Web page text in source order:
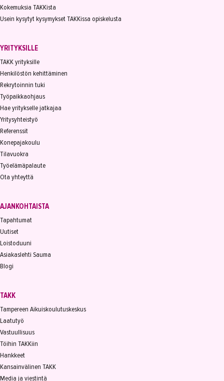
Kokemuksia TAKKista
Usein kysytyt kysymykset TAKKissa opiskelusta
YRITYKSILLE
TAKK yrityksille
Henkilöstön kehittäminen
Rekrytoinnin tuki
Työpaikkaohjaus
Hae yritykselle jatkajaa
Yritysyhteistyö
Referenssit
Konepajakoulu
Tilavuokra
Työelämäpalaute
Ota yhteyttä
AJANKOHTAISTA
Tapahtumat
Uutiset
Loistoduuni
Asiakaslehti Sauma
Blogi
TAKK
Tampereen Aikuiskoulutuskeskus
Laatutyö
Vastuullisuus
Töihin TAKKiin
Hankkeet
Kansainvälinen TAKK
Media ja viestintä